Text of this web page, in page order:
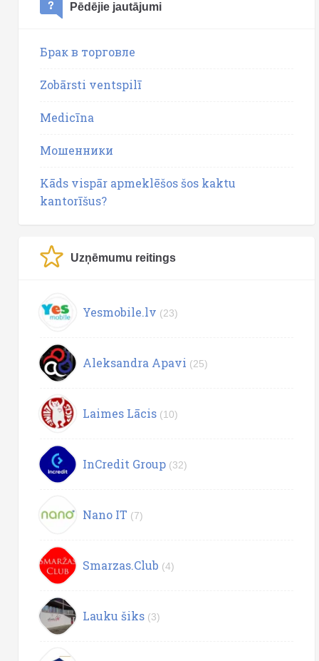
Pēdējie jautājumi
Брак в торговле
Zobārsti ventspilī
Medicīna
Мошенники
Kāds vispār apmeklēšos šos kaktu
kantorīšus?
Uzņēmumu reitings
Yesmobile.lv (23)
Aleksandra Apavi (25)
Laimes Lācis (10)
InCredit Group (32)
Nano IT (7)
Smarzas.Club (4)
Lauku šiks (3)